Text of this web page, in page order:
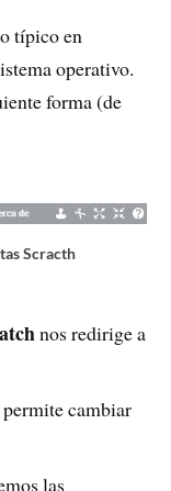
típico en
operativo.
forma (de
Scracth
nos redirige a
cambiar
las